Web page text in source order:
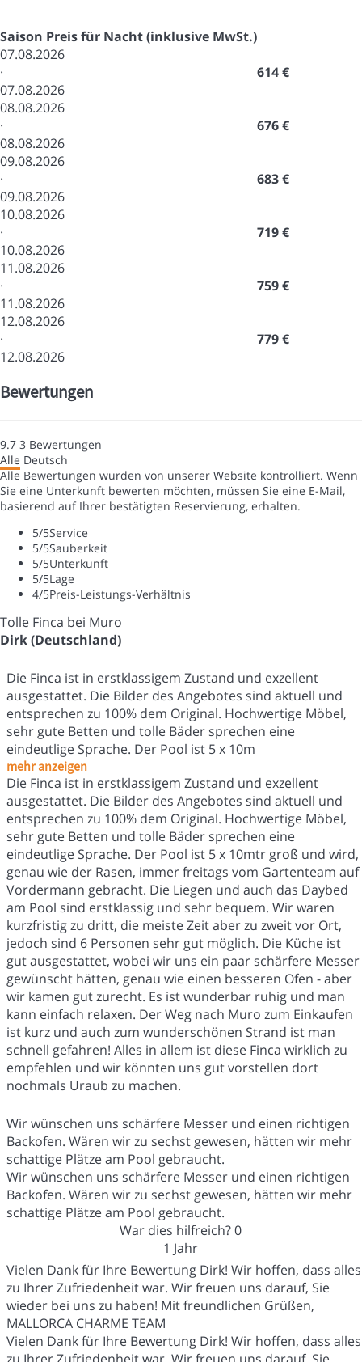
Saison Preis für Nacht (inklusive MwSt.)
07.08.2026
·
07.08.2026
614 €
08.08.2026
·
08.08.2026
676 €
09.08.2026
·
09.08.2026
683 €
10.08.2026
·
10.08.2026
719 €
11.08.2026
·
11.08.2026
759 €
12.08.2026
·
12.08.2026
779 €
Bewertungen
9.7 3 Bewertungen
Alle Deutsch
Alle Bewertungen wurden von unserer Website kontrolliert. Wenn
Sie eine Unterkunft bewerten möchten, müssen Sie eine E-Mail,
basierend auf Ihrer bestätigten Reservierung, erhalten.
5/5Service
5/5Sauberkeit
5/5Unterkunft
5/5Lage
4/5Preis-Leistungs-Verhältnis
Tolle Finca bei Muro
Dirk (Deutschland)
Die Finca ist in erstklassigem Zustand und exzellent
ausgestattet. Die Bilder des Angebotes sind aktuell und
entsprechen zu 100% dem Original. Hochwertige Möbel,
sehr gute Betten und tolle Bäder sprechen eine
eindeutlige Sprache. Der Pool ist 5 x 10m
mehr anzeigen
Die Finca ist in erstklassigem Zustand und exzellent
ausgestattet. Die Bilder des Angebotes sind aktuell und
entsprechen zu 100% dem Original. Hochwertige Möbel,
sehr gute Betten und tolle Bäder sprechen eine
eindeutlige Sprache. Der Pool ist 5 x 10mtr groß und wird,
genau wie der Rasen, immer freitags vom Gartenteam auf
Vordermann gebracht. Die Liegen und auch das Daybed
am Pool sind erstklassig und sehr bequem. Wir waren
kurzfristig zu dritt, die meiste Zeit aber zu zweit vor Ort,
jedoch sind 6 Personen sehr gut möglich. Die Küche ist
gut ausgestattet, wobei wir uns ein paar schärfere Messer
gewünscht hätten, genau wie einen besseren Ofen - aber
wir kamen gut zurecht. Es ist wunderbar ruhig und man
kann einfach relaxen. Der Weg nach Muro zum Einkaufen
ist kurz und auch zum wunderschönen Strand ist man
schnell gefahren! Alles in allem ist diese Finca wirklich zu
empfehlen und wir könnten uns gut vorstellen dort
nochmals Uraub zu machen.
Wir wünschen uns schärfere Messer und einen richtigen
Backofen. Wären wir zu sechst gewesen, hätten wir mehr
schattige Plätze am Pool gebraucht.
Wir wünschen uns schärfere Messer und einen richtigen
Backofen. Wären wir zu sechst gewesen, hätten wir mehr
schattige Plätze am Pool gebraucht.
War dies hilfreich?0
1 Jahr
Vielen Dank für Ihre Bewertung Dirk! Wir hoffen, dass alles
zu Ihrer Zufriedenheit war. Wir freuen uns darauf, Sie
wieder bei uns zu haben! Mit freundlichen Grüßen,
MALLORCA CHARME TEAM
Vielen Dank für Ihre Bewertung Dirk! Wir hoffen, dass alles